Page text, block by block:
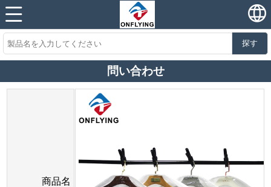
探す
問い合わせ
商品名